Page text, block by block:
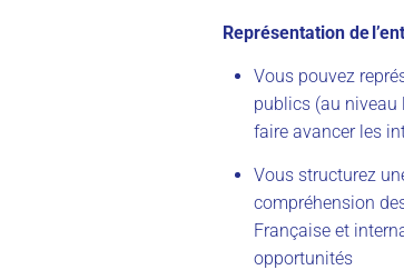
Représentation de
Vous pouvez
publics (au niveau
faire avancer les
Vous structurez
compréhension
Française et
opportunités